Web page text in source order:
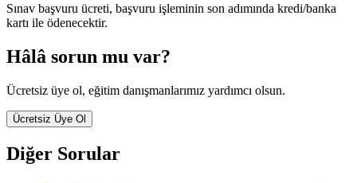
Sınav başvuru ücreti, başvuru işleminin son adımında kredi/banka
kartı ile ödenecektir.
Hâlâ sorun mu var?
Ücretsiz üye ol, eğitim danışmanlarımız yardımcı olsun.
Ücretsiz Üye Ol
Diğer Sorular